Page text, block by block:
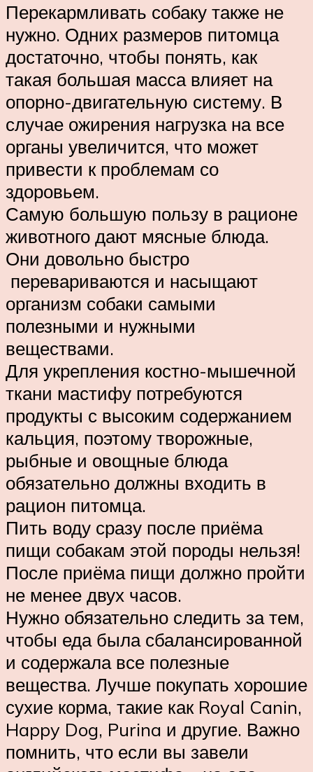
Перекармливать собаку также не
нужно. Одних размеров питомца
достаточно, чтобы понять, как
такая большая масса влияет на
опорно-двигательную систему. В
случае ожирения нагрузка на все
органы увеличится, что может
привести к проблемам со
здоровьем.
Самую большую пользу в рационе
животного дают мясные блюда.
Они довольно быстро
перевариваются и насыщают
организм собаки самыми
полезными и нужными
веществами.
Для укрепления костно-мышечной
ткани мастифу потребуются
продукты с высоким содержанием
кальция, поэтому творожные,
рыбные и овощные блюда
обязательно должны входить в
рацион питомца.
Пить воду сразу после приёма
пищи собакам этой породы нельзя!
После приёма пищи должно пройти
не менее двух часов.
Нужно обязательно следить за тем,
чтобы еда была сбалансированной
и содержала все полезные
вещества. Лучше покупать хорошие
сухие корма, такие как Royal Canin,
Happy Dog, Purina и другие. Важно
помнить, что если вы завели